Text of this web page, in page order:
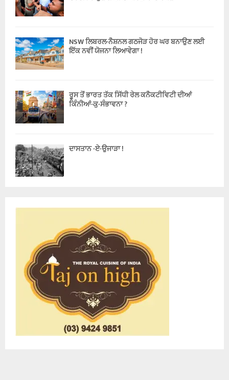
NSW ਲਿਬਰਲ-ਨੈਸ਼ਨਲ ਗਠਜੋੜ ਹੋਰ ਘਰ ਬਨਾਉਣ ਲਈ
ਇੱਕ ਨਵੀਂ ਯੋਜਨਾ ਲਿਆਵੇਗਾ !
ਰੂਸ ਤੋਂ ਭਾਰਤ ਤੱਕ ਸਿੱਧੀ ਰੇਲ ਕਨੈਕਟੀਵਿਟੀ ਦੀਆਂ
ਕਿੰਨੀਆਂ-ਕੁ-ਸੰਭਾਵਨਾ ?
ਦਾਸਤਾਨ -ਏ-ਉਜਾੜਾ !